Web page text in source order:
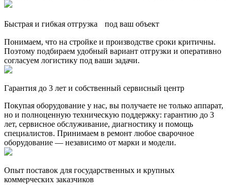
Быстрая и гибкая отгрузка под ваш объект
Понимаем, что на стройке и производстве сроки критичны.
Поэтому подбираем удобный вариант отгрузки и оперативно
согласуем логистику под ваши задачи.
Гарантия до 3 лет и собственный сервисный центр
Покупая оборудование у нас, вы получаете не только аппарат,
но и полноценную техническую поддержку: гарантию до 3
лет, сервисное обслуживание, диагностику и помощь
специалистов. Принимаем в ремонт любое сварочное
оборудование — независимо от марки и модели.
Опыт поставок для государственных и крупных
коммерческих заказчиков